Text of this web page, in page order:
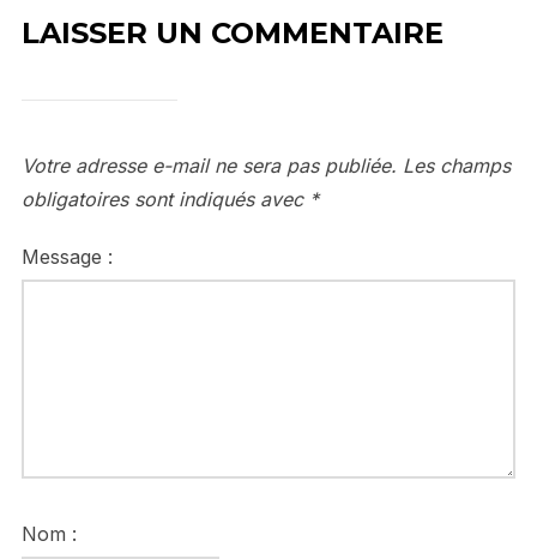
LAISSER UN COMMENTAIRE
Votre adresse e-mail ne sera pas publiée. Les champs
obligatoires sont indiqués avec *
Message :
Nom :